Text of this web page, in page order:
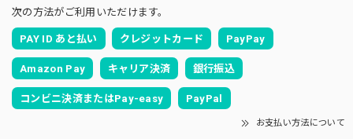
次の方法がご利用いただけます。
PAY ID あと払い クレジットカード PayPay
Amazon Pay キャリア決済 銀行振込
コンビニ決済またはPay-easy PayPal
お支払い方法について